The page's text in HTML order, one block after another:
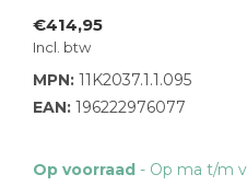
€414,95
Incl. btw
MPN: 11K2037.1.1.095
EAN: 196222976077
Op voorraad - Op ma t/m